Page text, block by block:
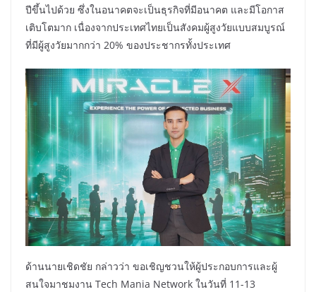
ปีขึ้นไปด้วย ซึ่งในอนาคตจะเป็นธุรกิจที่มีอนาคต และมีโอกาส
เติบโตมาก เนื่องจากประเทศไทยเป็นสังคมผู้สูงวัยแบบสมบูรณ์
ที่มีผู้สูงวัยมากกว่า 20% ของประชากรทั้งประเทศ
ด้านนายเชิดชัย กล่าวว่า ขอเชิญชวนให้ผู้ประกอบการและผู้
สนใจมาชมงาน Tech Mania Network ในวันที่ 11-13